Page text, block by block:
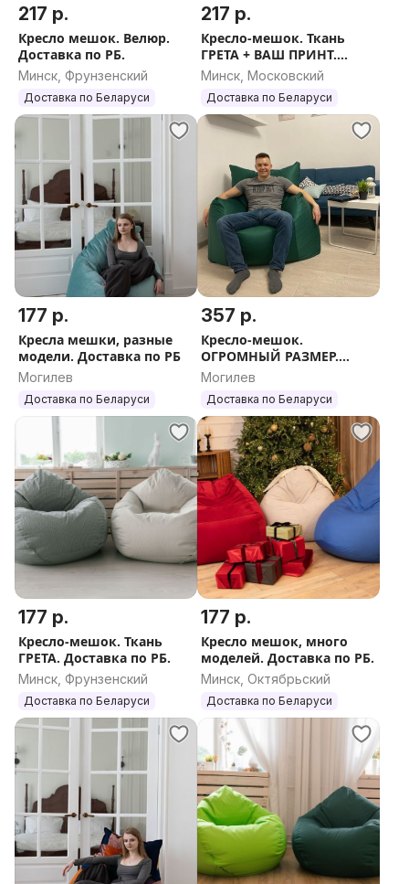
217 р.
Кресло мешок. Велюр.
Доставка по РБ.
Минск, Фрунзенский
Доставка по Беларуси
217 р.
Кресло-мешок. Ткань
ГРЕТА + ВАШ ПРИНТ.
Доставка РБ
Минск, Московский
Доставка по Беларуси
177 р.
Кресла мешки, разные
модели. Доставка по РБ
Могилев
Доставка по Беларуси
357 р.
Кресло-мешок.
ОГРОМНЫЙ РАЗМЕР.
Доставка по РБ.
Могилев
Доставка по Беларуси
177 р.
Кресло-мешок. Ткань
ГРЕТА. Доставка по РБ.
Минск, Фрунзенский
Доставка по Беларуси
177 р.
Кресло мешок, много
моделей. Доставка по РБ.
Минск, Октябрьский
Доставка по Беларуси